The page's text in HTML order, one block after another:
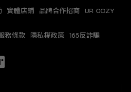
實體店鋪 品牌合作招商 UR COZY
務條款 隱私權政策 165反詐騙